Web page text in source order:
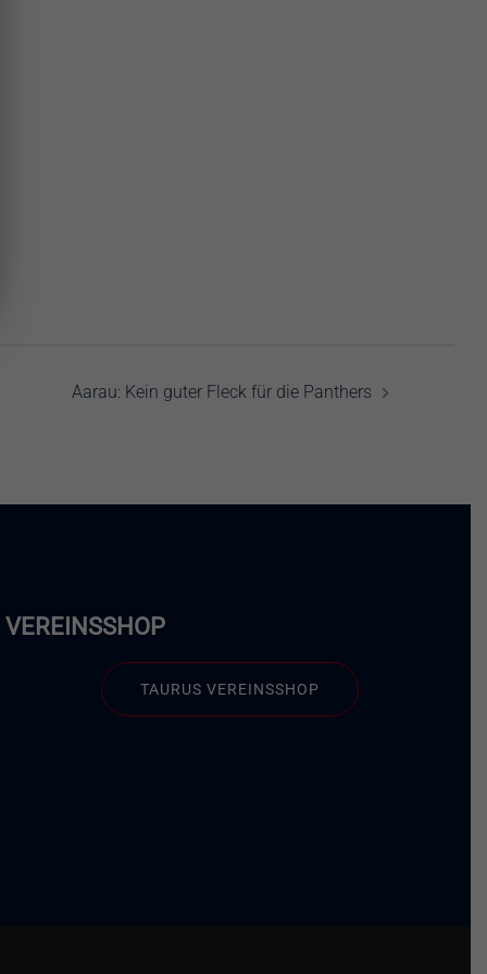
Aarau: Kein guter Fleck für die Panthers
VEREINSSHOP
TAURUS VEREINSSHOP